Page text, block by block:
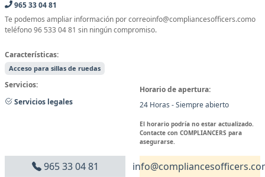
965 33 04 81
Te podemos ampliar información por correoinfo@compliancesofficers.como
teléfono 96 533 04 81 sin ningún compromiso.
Características:
Acceso para sillas de ruedas
Servicios:
Servicios legales
Horario de apertura:
24 Horas - Siempre abierto
El horario podría no estar actualizado.
Contacte con COMPLIANCERS para
asegurarse.
965 33 04 81